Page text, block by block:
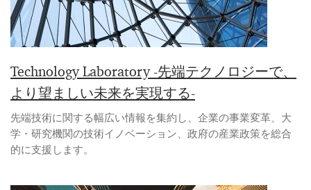
Technology Laboratory -先端テクノロジーで、
より望ましい未来を実現する-
先端技術に関する幅広い情報を集約し、企業の事業変革、大
学・研究機関の技術イノベーション、政府の産業政策を総合
的に支援します。